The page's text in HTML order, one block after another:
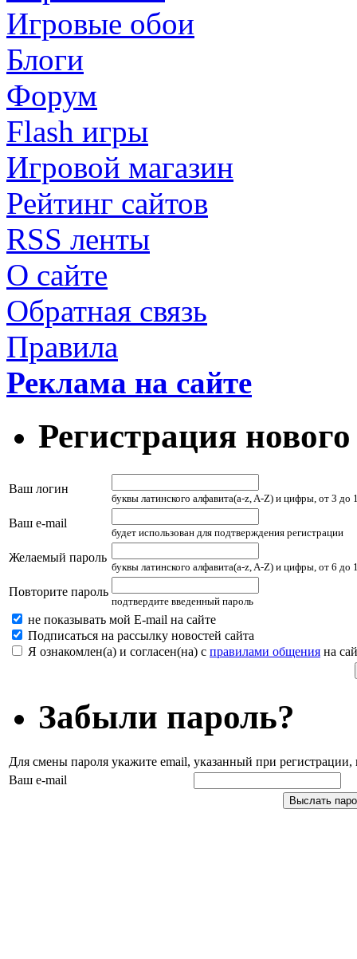
Игровые обои
Блоги
Форум
Flash игры
Игровой магазин
Рейтинг сайтов
RSS ленты
О сайте
Обратная связь
Правила
Реклама на сайте
Регистрация
Ваш логин
буквы латинского алфавита(a-z, A-Z) и цифры, от 3 до
Ваш e-mail
будет использован для подтверждения регистрации
Желаемый пароль
буквы латинского алфавита(a-z, A-Z) и цифры, от 6 до
Повторите пароль
подтвердите введенный пароль
не показывать мой E-mail на сайте
Подписаться на рассылку новостей сайта
Я ознакомлен(а) и согласен(на) с правилами общения на
Забыли пароль?
Для смены пароля укажите email, указанный при
Ваш e-mail